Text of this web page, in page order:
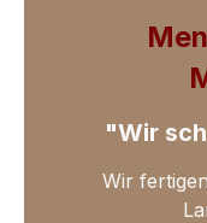
"Wir
Wir fertigen